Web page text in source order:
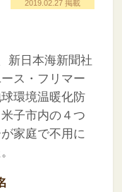
2019.02.27 掲載
新日本海新聞社
ス・フリマー
環境温暖化防
子市内の４つ
家庭で不用に